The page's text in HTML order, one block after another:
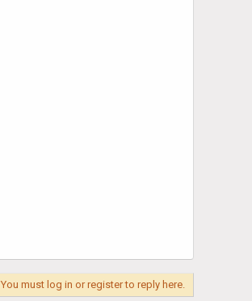
You must log in or register to reply here.